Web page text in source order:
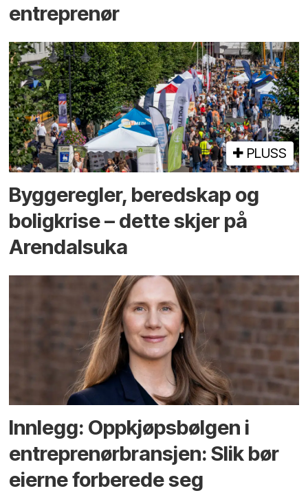
entreprenør
PLUSS
Bygge­regler, beredskap og
bolig­krise – dette skjer på
Arendals­uka
Innlegg: Oppkjøps­bølgen i
entreprenør­bransjen: Slik bør
eierne forberede seg